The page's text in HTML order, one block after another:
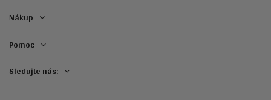
Nákup
Pomoc
Sledujte nás: